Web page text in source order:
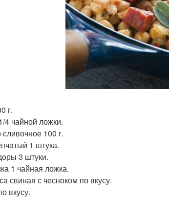
г.
4 чайной ложки.
100 г.
1 штука.
3 штуки.
1 чайная ложка.
свиная с чесноком по вкусу.
вкусу.